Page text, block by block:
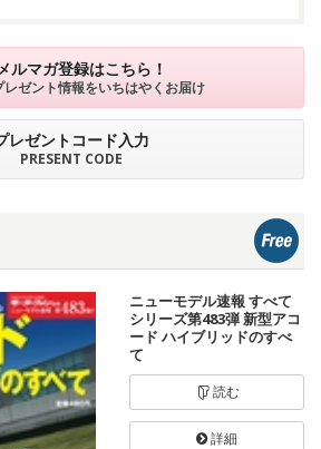
メルマガ登録はこちら！
レゼント情報をいちはやくお届け
レゼントコード入力
PRESENT CODE
ニューモデル速報 すべて
シリーズ第483弾 新型アコ
ード ハイブリッドのすべ
て
読む
詳細